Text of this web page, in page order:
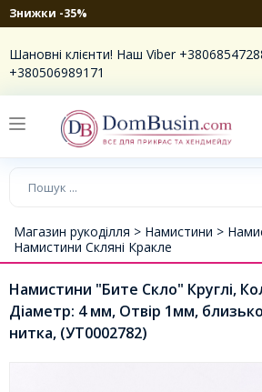
Знижки -35%
Шановні клієнти! Наш Viber
+380506989171
Магазин рукоділля > Намистини >
Намистини Скляні Кракле
Намистини "Бите Скло" Круглі,
Діаметр: 4 мм, Отвір 1мм,
нитка, (УТ0002782)